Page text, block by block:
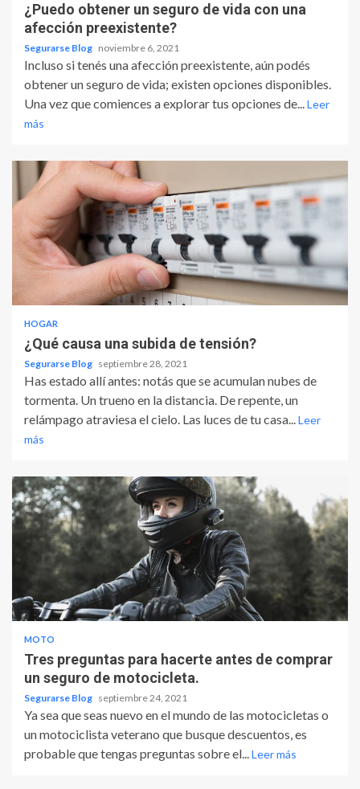
¿Puedo obtener un seguro de vida con una
afección preexistente?
Segurarse Blog noviembre 6, 2021
Incluso si tenés una afección preexistente, aún podés
obtener un seguro de vida; existen opciones disponibles.
Una vez que comiences a explorar tus opciones de...Leer
más
HOGAR
¿Qué causa una subida de tensión?
Segurarse Blog septiembre 28, 2021
Has estado allí antes: notás que se acumulan nubes de
tormenta. Un trueno en la distancia. De repente, un
relámpago atraviesa el cielo. Las luces de tu casa...Leer
más
MOTO
Tres preguntas para hacerte antes de comprar
un seguro de motocicleta.
Segurarse Blog septiembre 24, 2021
Ya sea que seas nuevo en el mundo de las motocicletas o
un motociclista veterano que busque descuentos, es
probable que tengas preguntas sobre el...Leer más